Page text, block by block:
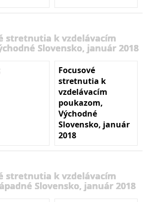
stretnutia k vzdelávacím
Slovensko, január 2018
Focusové
stretnutia k
vzdelávacím
poukazom,
Východné
Slovensko, január
2018
stretnutia k vzdelávacím
Slovensko, január 2018